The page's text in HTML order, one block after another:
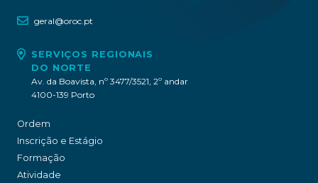
geral@oroc.pt
SERVIÇOS REGIONAIS
DO NORTE
Av. da Boavista, nº 3477/3521, 2º andar
4100-139 Porto
Ordem
Inscrição e Estágio
Formação
Atividade